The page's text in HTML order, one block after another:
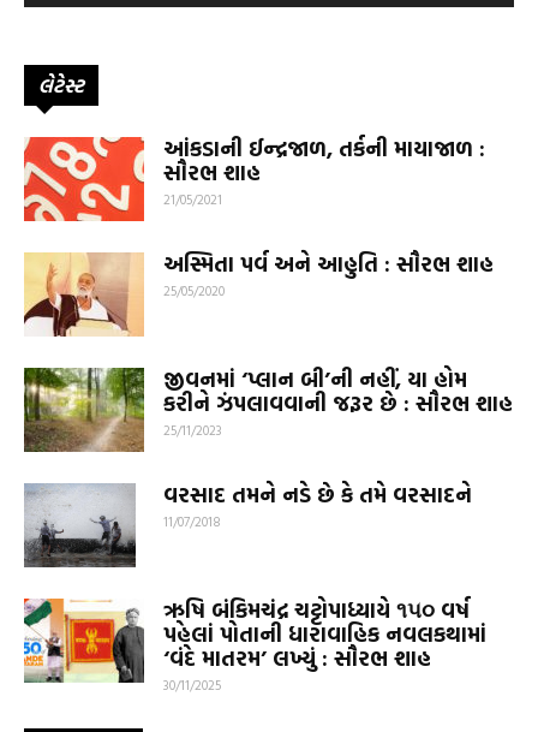
લેટેસ્ટ
આંકડાની ઈન્દ્રજાળ, તર્કની માયાજાળ :
સૌરભ શાહ
21/05/2021
અસ્મિતા પર્વ અને આહુતિ : સૌરભ શાહ
25/05/2020
જીવનમાં ‘પ્લાન બી’ની નહીં, યા હોમ
કરીને ઝંપલાવવાની જરૂર છે : સૌરભ શાહ
25/11/2023
વરસાદ તમને નડે છે કે તમે વરસાદને
11/07/2018
ઋષિ બંકિમચંદ્ર ચટ્ટોપાધ્યાયે ૧૫૦ વર્ષ
પહેલાં પોતાની ધારાવાહિક નવલકથામાં
‘વંદે માતરમ’ લખ્યું : સૌરભ શાહ
30/11/2025